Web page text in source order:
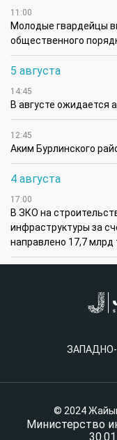
11:00
Молодые гвардейцы
общественного
5 августа
14:45
В августе ожидается
12:45
Аким Бурлинского
4 августа
17:00
В ЗКО на
инфраструктуры за
направлено 17,7 млрд
© 2024
Министерство